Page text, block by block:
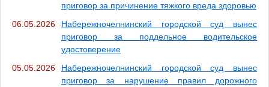
приговор за причинение тяжкого вреда здоровью
06.05.2026
Набережночелнинский городской суд вынес
приговор за поддельное водительское
удостоверение
05.05.2026
Набережночелнинский городской суд вынес
приговор за нарушение правил дорожного